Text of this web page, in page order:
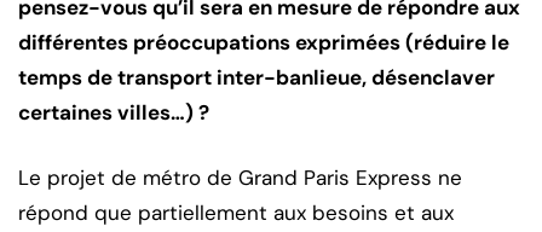
pensez-vous qu’il sera en mesure de répondre aux
différentes préoccupations exprimées (réduire le
temps de transport inter-banlieue, désenclaver
certaines villes…) ?
Le projet de métro de Grand Paris Express ne
répond que partiellement aux besoins et aux